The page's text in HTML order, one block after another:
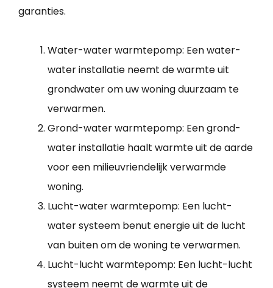
garanties.
Water-water warmtepomp: Een water-
water installatie neemt de warmte uit
grondwater om uw woning duurzaam te
verwarmen.
Grond-water warmtepomp: Een grond-
water installatie haalt warmte uit de aarde
voor een milieuvriendelijk verwarmde
woning.
Lucht-water warmtepomp: Een lucht-
water systeem benut energie uit de lucht
van buiten om de woning te verwarmen.
Lucht-lucht warmtepomp: Een lucht-lucht
systeem neemt de warmte uit de